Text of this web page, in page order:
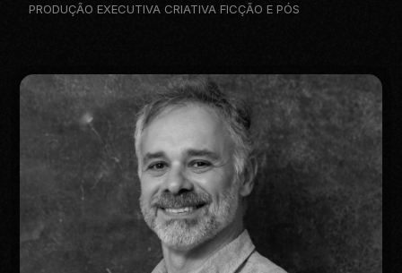
PRODUÇÃO EXECUTIVA CRIATIVA FICÇÃO E PÓS